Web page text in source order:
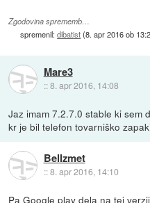
Zgodovina sprememb…
spremenil:dibatist(8. apr 2016 ob
Mare3
::8. apr 2016, 14:08
Jaz imam 7.2.7.0 stable ki sem
kr je bil telefon tovarniško
Bellzmet
::8. apr 2016, 14:10
Pa Google play dela na tej